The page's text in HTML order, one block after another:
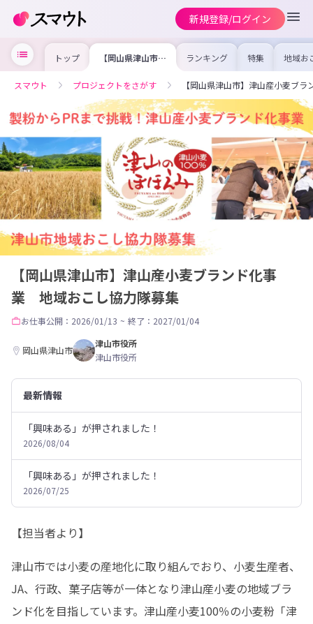
新規登録/ログイン
トップ 【岡山県津山市】
津山産小麦ブラン
こし協力隊募集
ランキング 特集 地域お
の求
を集め
事内容
を比較
合った
けよう
スマウト プロジェクトをさがす 【岡山県津山市】津山産小麦ブ
【岡山県津山市】津山産小麦ブランド化事
業 地域おこし協力隊募集
お仕事公開：2026/01/13 ~ 終了：2027/01/04
岡山県津山市
津山市役所
津山市役所
最新情報
「興味ある」が押されました！
2026/08/04
「興味ある」が押されました！
2026/07/25
【担当者より】
津山市では小麦の産地化に取り組んでおり、小麦生産者、
JA、行政、菓子店等が一体となり津山産小麦の地域ブラ
ンド化を目指しています。津山産小麦100％の小麦粉「津